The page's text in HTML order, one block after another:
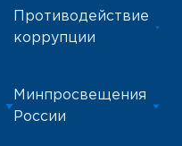
Противодействие
коррупции
Минпросвещения
России